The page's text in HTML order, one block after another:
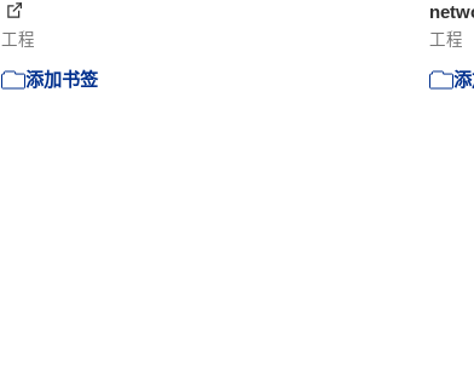
工程
添加书签
工程